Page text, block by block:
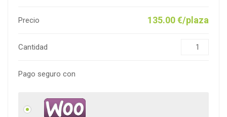
Precio 135.00 €/plaza
Cantidad
Pago seguro con